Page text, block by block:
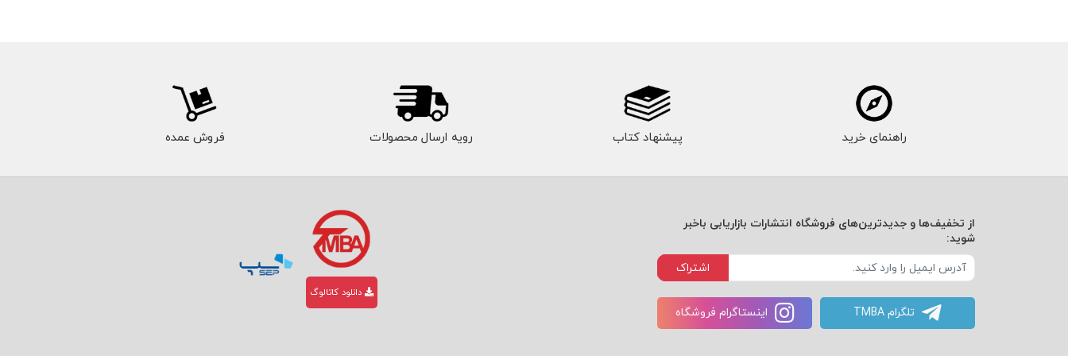
راهنمای خرید پیشنهاد کتاب رویه ارسال محصولات فروش عمده
از تخفیف‌ها و جدیدترین‌های فروشگاه انتشارات بازاریابی باخبر
شوید:
اشتراک
تلگرام TMBA اینستاگرام فروشگاه
دانلود کاتالوگ